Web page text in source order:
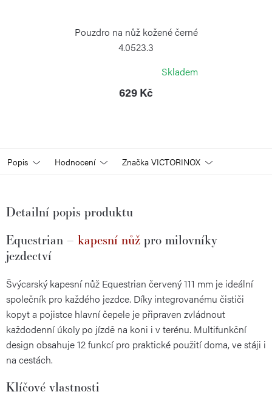
Pouzdro na nůž kožené černé
4.0523.3
Skladem
629 Kč
Popis Hodnocení Značka VICTORINOX
Detailní popis produktu
Equestrian – kapesní nůž pro milovníky
jezdectví
Švýcarský kapesní nůž Equestrian červený 111 mm je ideální
společník pro každého jezdce. Díky integrovanému čističi
kopyt a pojistce hlavní čepele je připraven zvládnout
každodenní úkoly po jízdě na koni i v terénu. Multifunkční
design obsahuje 12 funkcí pro praktické použití doma, ve stáji i
na cestách.
Klíčové vlastnosti